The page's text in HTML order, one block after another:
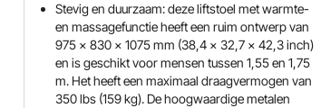
Stevig en duurzaam: deze liftstoel met warmte-
en massagefunctie heeft een ruim ontwerp van
975 x 830 x 1075 mm (38,4 x 32,7 x 42,3 inch)
en is geschikt voor mensen tussen 1,55 en 1,75
m. Het heeft een maximaal draagvermogen van
350 lbs (159 kg). De hoogwaardige metalen